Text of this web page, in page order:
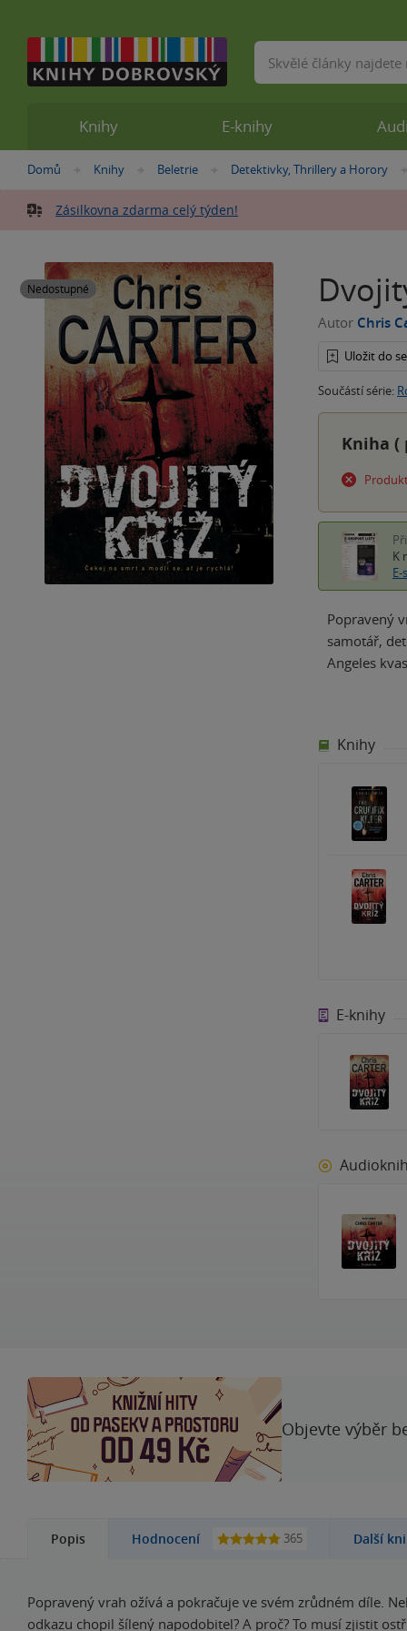
Nacházíte
zde:
Domů »
Knihy »
Beletrie »
Detektivky, Thrillery a Horory
Zásilkovna zdarma celý týden!
Nedostupné
Autor Chris
Uložit do
Součástí série:
Kniha (
K
Popravený
samotář,
Angeles
Knihy
E-knihy
Objevte výběr
Popis Hodnocení 365 Další
Popravený vrah ožívá a pokračuje ve svém zrůdném díle.
odkazu chopil šílený napodobitel? A proč? To musí zjistit
Knihy E-knihy
Vyhledávání